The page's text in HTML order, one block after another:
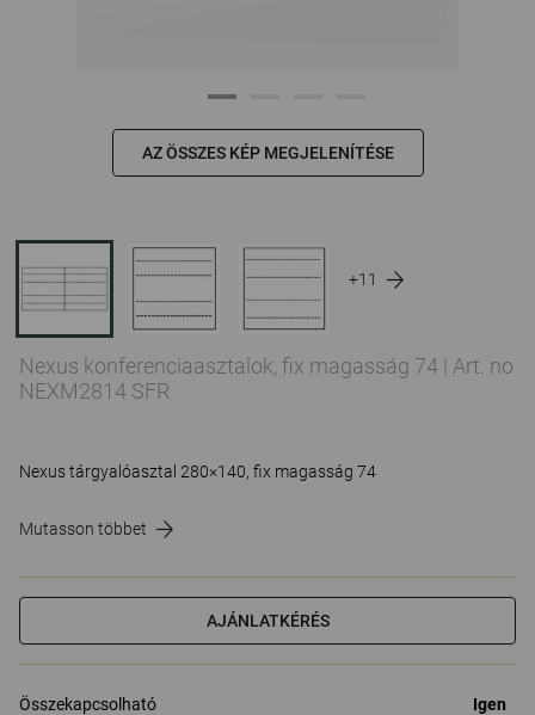
AZ ÖSSZES KÉP MEGJELENÍTÉSE
+11
Nexus konferenciaasztalok, fix magasság 74 | Art. no
NEXM2814 SFR
Nexus tárgyalóasztal 280×140, fix magasság 74
Mutasson többet
AJÁNLATKÉRÉS
Összekapcsolható Igen